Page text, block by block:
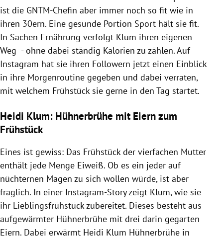
ist die GNTM-Chefin aber immer noch so fit wie in
ihren 30ern. Eine gesunde Portion Sport hält sie fit.
In Sachen Ernährung verfolgt Klum ihren eigenen
Weg - ohne dabei ständig Kalorien zu zählen. Auf
Instagram hat sie ihren Followern jetzt einen Einblick
in ihre Morgenroutine gegeben und dabei verraten,
mit welchem Frühstück sie gerne in den Tag startet.
Heidi Klum: Hühnerbrühe mit Eiern zum
Frühstück
Eines ist gewiss: Das Frühstück der vierfachen Mutter
enthält jede Menge Eiweiß. Ob es ein jeder auf
nüchternen Magen zu sich wollen würde, ist aber
fraglich. In einer Instagram-Story zeigt Klum, wie sie
ihr Lieblingsfrühstück zubereitet. Dieses besteht aus
aufgewärmter Hühnerbrühe mit drei darin gegarten
Eiern. Dabei erwärmt Heidi Klum Hühnerbrühe in